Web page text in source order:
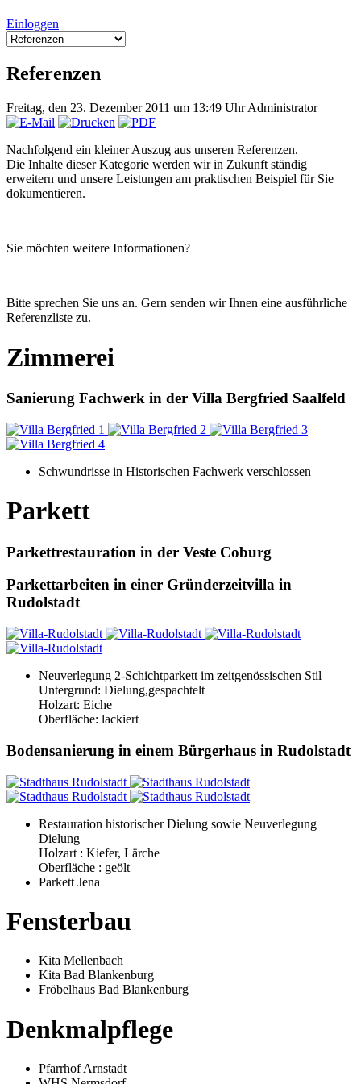
Einloggen
Referenzen
Freitag, den 23. Dezember 2011 um 13:49 UhrAdministrator
Nachfolgend ein kleiner Auszug aus unseren Referenzen.
Die Inhalte dieser Kategorie werden wir in Zukunft ständig
erweitern und unsere Leistungen am praktischen Beispiel für Sie
dokumentieren.
Sie möchten weitere Informationen?
Bitte sprechen Sie uns an. Gern senden wir Ihnen eine ausführliche
Referenzliste zu.
Zimmerei
Sanierung Fachwerk in der Villa Bergfried Saalfeld
Schwundrisse in Historischen Fachwerk verschlossen
Parkett
Parkettrestauration in der Veste Coburg
Parkettarbeiten in einer Gründerzeitvilla in
Rudolstadt
Neuverlegung 2-Schichtparkett im zeitgenössischen Stil
Untergrund: Dielung,gespachtelt
Holzart: Eiche
Oberfläche: lackiert
Bodensanierung in einem Bürgerhaus in Rudolstadt
Restauration historischer Dielung sowie Neuverlegung
Dielung
Holzart : Kiefer, Lärche
Oberfläche : geölt
Parkett Jena
Fensterbau
Kita Mellenbach
Kita Bad Blankenburg
Fröbelhaus Bad Blankenburg
Denkmalpflege
Pfarrhof Arnstadt